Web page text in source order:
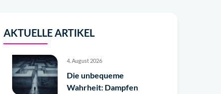
AKTUELLE ARTIKEL
4. August 2026
Die unbequeme
Wahrheit: Dampfen